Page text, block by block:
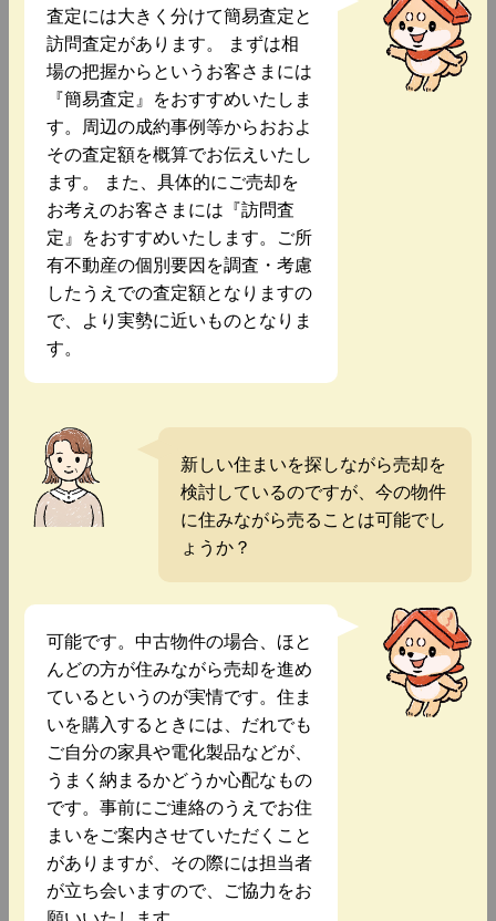
査定には大きく分けて簡易査定と
訪問査定があります。 まずは相
場の把握からというお客さまには
『簡易査定』をおすすめいたしま
す。周辺の成約事例等からおおよ
その査定額を概算でお伝えいたし
ます。 また、具体的にご売却を
お考えのお客さまには『訪問査
定』をおすすめいたします。ご所
有不動産の個別要因を調査・考慮
したうえでの査定額となりますの
で、より実勢に近いものとなりま
す。
新しい住まいを探しながら売却を
検討しているのですが、今の物件
に住みながら売ることは可能でし
ょうか？
可能です。中古物件の場合、ほと
んどの方が住みながら売却を進め
ているというのが実情です。住ま
いを購入するときには、だれでも
ご自分の家具や電化製品などが、
うまく納まるかどうか心配なもの
です。事前にご連絡のうえでお住
まいをご案内させていただくこと
がありますが、その際には担当者
が立ち会いますので、ご協力をお